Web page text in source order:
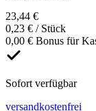
23,44 €
0,23 € / Stück
0,00 € Bonus für
Sofort verfügbar
versandkostenfrei